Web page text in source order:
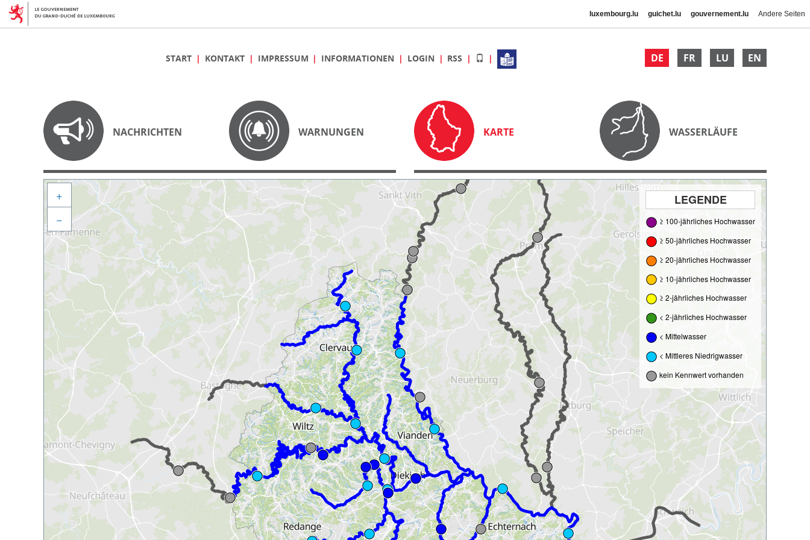
luxembourg.lu guichet.lu gouvernement.lu Andere Seiten
DE FR LU EN
START KONTAKT IMPRESSUM INFORMATIONEN LOGIN RSS
NACHRICHTEN WARNUNGEN KARTE WASSERLÄUFE
LEGENDE
≥ 100-jährliches Hochwasser
≥ 50-jährliches Hochwasser
≥ 20-jährliches Hochwasser
≥ 10-jährliches Hochwasser
≥ 2-jährliches Hochwasser
< 2-jährliches Hochwasser
< Mittelwasser
< Mittleres Niedrigwasser
kein Kennwert vorhanden
+
−